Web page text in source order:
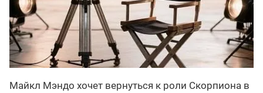
Майкл Мэндо хочет вернуться к роли Скорпиона в